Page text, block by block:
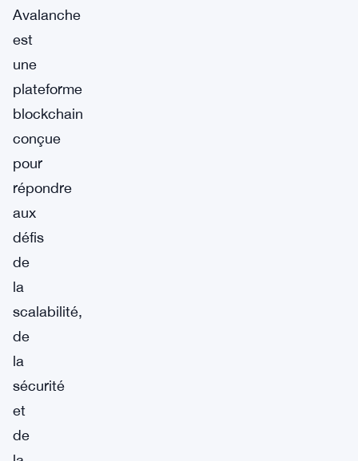
Avalanche
est
une
plateforme
blockchain
conçue
pour
répondre
aux
défis
de
la
scalabilité,
de
la
sécurité
et
de